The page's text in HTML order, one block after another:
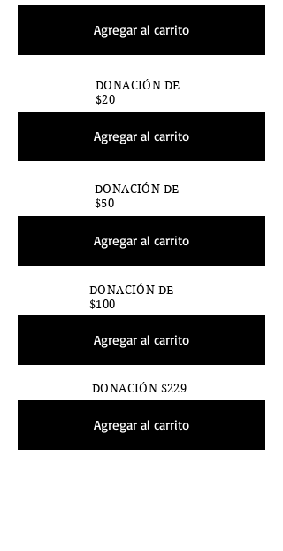
Agregar al carrito
DONACIÓN DE
$20
Agregar al carrito
DONACIÓN DE
$50
Agregar al carrito
DONACIÓN DE
$100
Agregar al carrito
DONACIÓN $229
Agregar al carrito